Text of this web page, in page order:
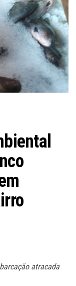
atracada